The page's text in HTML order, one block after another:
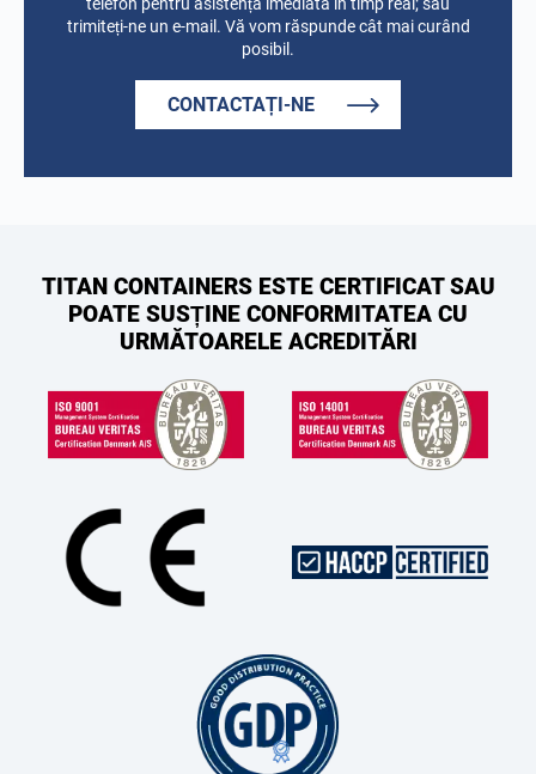
trimiteți-ne un e-mail. Vă vom răspunde cât mai curând
posibil.
CONTACTAȚI-NE
TITAN CONTAINERS ESTE CERTIFICAT SAU
POATE SUSȚINE CONFORMITATEA CU
URMĂTOARELE ACREDITĂRI